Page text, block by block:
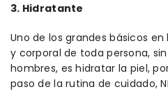
3. Hidratante
Uno de los grandes básicos
y corporal de toda persona,
hombres, es hidratar la piel,
paso de la rutina de cuidado,